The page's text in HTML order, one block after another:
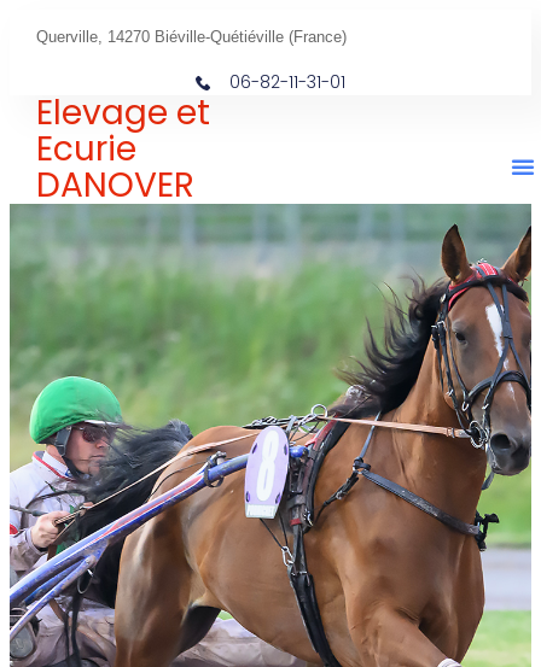
Querville, 14270 Biéville-Quétiéville (France)
06-82-11-31-01
Elevage et
Ecurie
DANOVER